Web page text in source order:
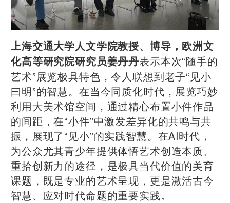
上海交通大学人文学院教授、博导，欧洲文
化高等研究院研究员姜丹丹表示本次“随手的
艺术”展览极具特色，令人联想到老子“见小
曰明”的智慧。在当今同质化时代，展览巧妙
利用大美术馆空间，通过精心布置小件作品
的间距，在“小件”中激发差异化的共鸣与共
振，展现了“见小”的实践智慧。在AI时代，
为公众尤其青少年提供体悟艺术创造本质、
重拾创新力的途径，是极具当代价值的美育
课题，既是专业的艺术呈现，更是激活古今
智慧、应对时代命题的重要实践。